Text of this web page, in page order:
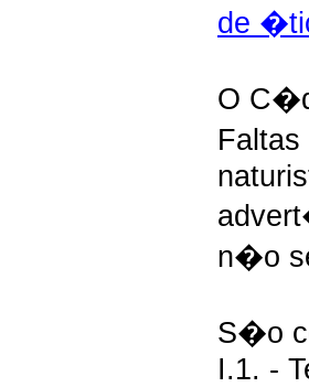
de
O
n�o
S�o
I.1. -